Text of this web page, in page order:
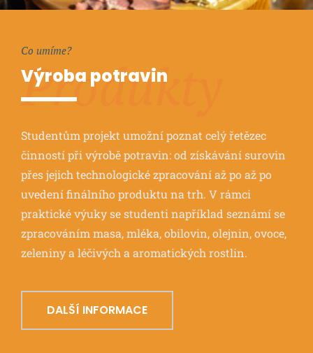
Produkty
Co umíme?
Výroba potravin
Studentům projekt umožní poznat celý řetězec
činností při výrobě potravin: od získávání surovin
přes jejich technologické zpracování až po až po
uvedení finálního produktu na trh. V rámci
praktické výuky se studenti například seznámí se
zpracováním masa, mléka, obilovin, olejnin, ovoce,
zeleniny a léčivých a aromatických rostlin.
DALŠÍ INFORMACE